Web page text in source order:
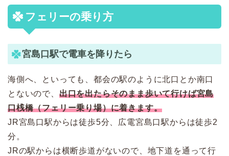
フェリーの乗り方
宮島口駅で電車を降りたら
海側へ、といっても、 都会の駅のように北口とか南口
とないので、 出口を出たらそのまま歩いて行けば宮島
口桟橋（フェリー乗り場）に着きます。
JR宮島口駅からは徒歩5分、広電宮島口駅からは徒歩2
分。
JRの駅からは横断歩道がないので、地下道を通って行